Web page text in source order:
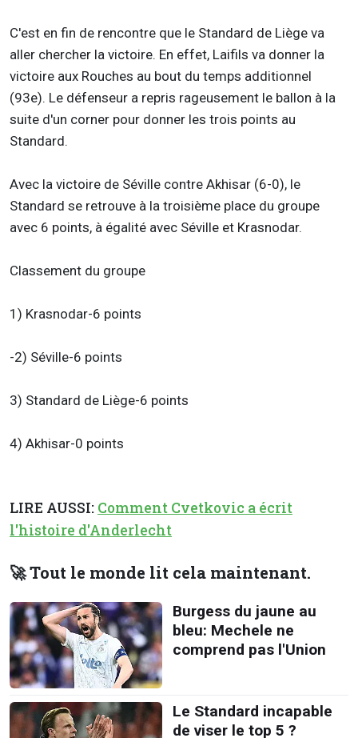
C'est en fin de rencontre que le Standard de Liège va
aller chercher la victoire. En effet, Laifils va donner la
victoire aux Rouches au bout du temps additionnel
(93e). Le défenseur a repris rageusement le ballon à la
suite d'un corner pour donner les trois points au
Standard.
Avec la victoire de Séville contre Akhisar (6-0), le
Standard se retrouve à la troisième place du groupe
avec 6 points, à égalité avec Séville et Krasnodar.
Classement du groupe
1) Krasnodar-6 points
-2) Séville-6 points
3) Standard de Liège-6 points
4) Akhisar-0 points
LIRE AUSSI: Comment Cvetkovic a écrit
l'histoire d'Anderlecht
🚀 Tout le monde lit cela maintenant.
Burgess du jaune au
bleu: Mechele ne
comprend pas l'Union
Le Standard incapable
de viser le top 5 ?